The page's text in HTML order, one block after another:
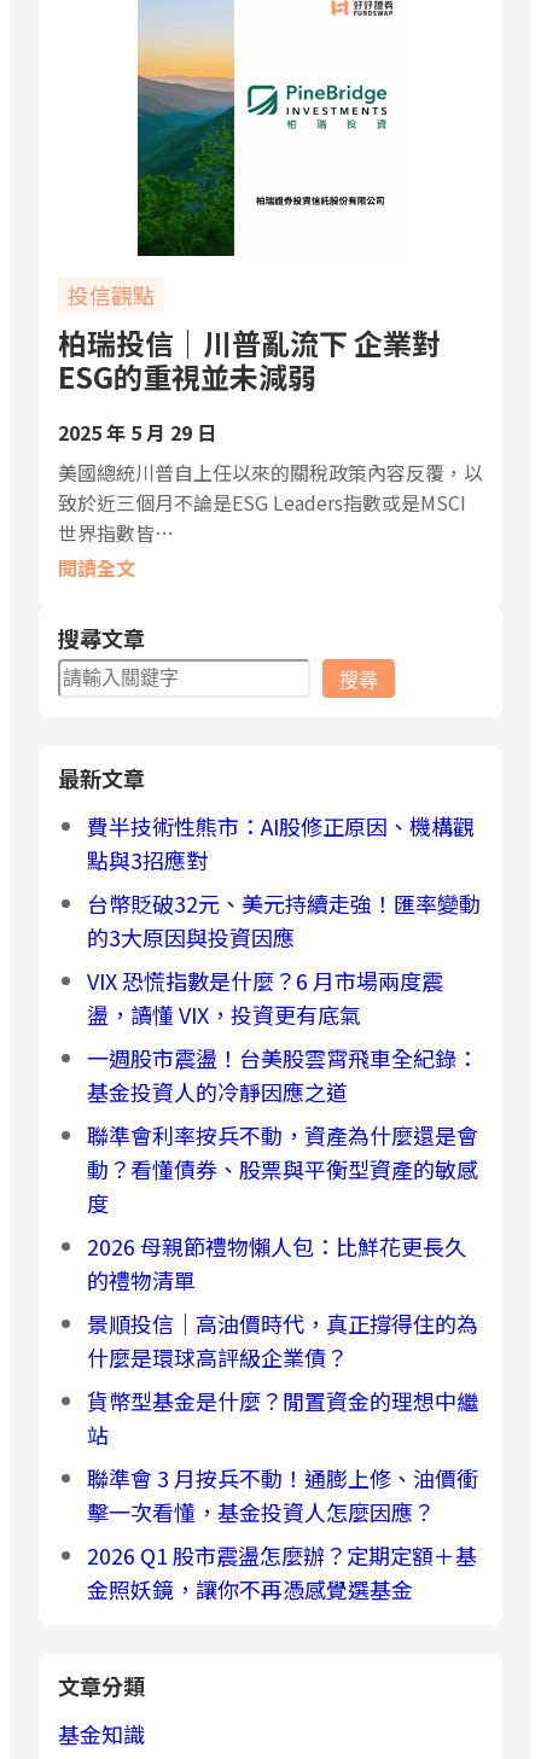
投信觀點
柏瑞投信｜川普亂流下 企業對
ESG的重視並未減弱
2025 年 5 月 29 日
美國總統川普自上任以來的關稅政策內容反覆，以
致於近三個月不論是ESG Leaders指數或是MSCI
世界指數皆…
閱讀全文
搜尋文章
搜
尋
搜尋
最新文章
費半技術性熊市：AI股修正原因、機構觀
點與3招應對
台幣貶破32元、美元持續走強！匯率變動
的3大原因與投資因應
VIX 恐慌指數是什麼？6 月市場兩度震
盪，讀懂 VIX，投資更有底氣
一週股市震盪！台美股雲霄飛車全紀錄：
基金投資人的冷靜因應之道
聯準會利率按兵不動，資產為什麼還是會
動？看懂債券、股票與平衡型資產的敏感
度
2026 母親節禮物懶人包：比鮮花更長久
的禮物清單
景順投信｜高油價時代，真正撐得住的為
什麼是環球高評級企業債？
貨幣型基金是什麼？閒置資金的理想中繼
站
聯準會 3 月按兵不動！通膨上修、油價衝
擊一次看懂，基金投資人怎麼因應？
2026 Q1 股市震盪怎麼辦？定期定額＋基
金照妖鏡，讓你不再憑感覺選基金
文章分類
基金知識